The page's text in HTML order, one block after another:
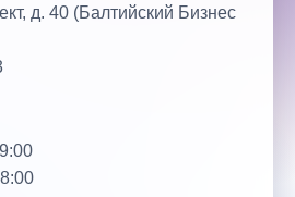
д. 40 (Балтийский Бизнес